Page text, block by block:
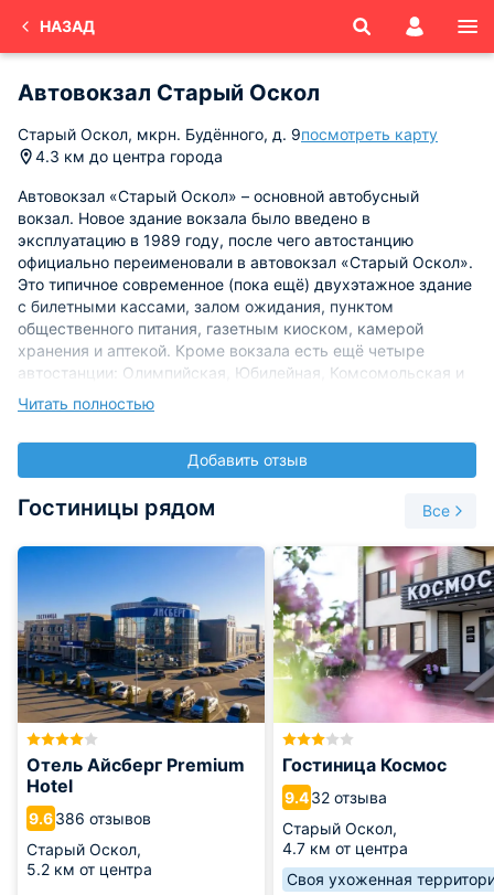
НАЗАД
Автовокзал Старый Оскол
Старый Оскол, мкрн. Будённого, д. 9посмотреть карту
4.3 км до центра города
Автовокзал «Старый Оскол» – основной автобусный
вокзал. Новое здание вокзала было введено в
эксплуатацию в 1989 году, после чего автостанцию
официально переименовали в автовокзал «Старый Оскол».
Это типичное современное (пока ещё) двухэтажное здание
с билетными кассами, залом ожидания, пунктом
общественного питания, газетным киоском, камерой
хранения и аптекой. Кроме вокзала есть ещё четыре
автостанции: Олимпийская, Юбилейная, Комсомольская и
Дом книги. До 1995 года действовала ещё и станция Юго-
Восточная.
С автовокзала осуществляются пассажирские перевозки
на дальние расстояния – в Москву, Воронеж, Белгород,
Рязань, Кишинёв, Саратов, Ростов-на-Дону, Пензу, Курск,
Липецк, Павловск, Шебекино, Губкин и другие города.
А также местного назначения – в Алексеевку, Валуйки,
Знаменку, Горшечное, Клешонку, Кшень, Сосновку,
Красное, Крутое, Новый Оскол, Николаевку,Терехово, Тим,
Приосколье, Новоалександровку, Малотроицкий,
Новосёлово, Средние Опочки, Ястребовку и другие
населённые пункты.
Пассажирские перевозки по городу в основном
осуществляются маршрутными такси.
Читать полностью
Добавить отзыв
Гостиницы рядом Все
Отель Айсберг Premium
Hotel
9.6386 отзывов
Старый Оскол,
5.2 км от центра
Гостиница Космос
9.432 отзыва
Старый Оскол,
4.7 км от центра
Своя ухоженная